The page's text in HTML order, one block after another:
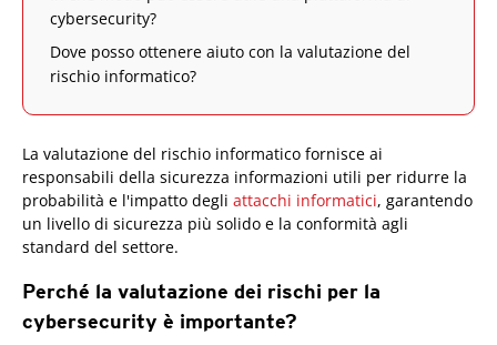
cybersecurity?
Dove posso ottenere aiuto con la valutazione del
rischio informatico?
La valutazione del rischio informatico fornisce ai
responsabili della sicurezza informazioni utili per ridurre la
probabilità e l'impatto degli attacchi informatici, garantendo
un livello di sicurezza più solido e la conformità agli
standard del settore.
Perché la valutazione dei rischi per la
cybersecurity è importante?